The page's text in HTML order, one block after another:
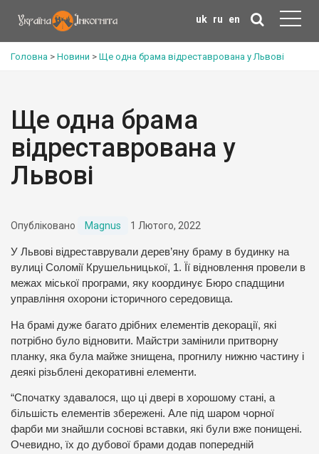
uk ru en
Головна > Новини > Ще одна брама відреставрована у Львові
Ще одна брама
відреставрована у
Львові
Опубліковано Magnus 1 Лютого, 2022
У Львові відреставрували дерев’яну браму в будинку на
вулиці Соломії Крушельницької, 1. Її відновлення провели в
межах міської програми, яку координує Бюро спадщини
управління охорони історичного середовища.
На брамі дуже багато дрібних елементів декорації, які
потрібно було відновити. Майстри замінили притворну
планку, яка була майже знищена, прогнилу нижню частину і
деякі різьблені декоративні елементи.
“Спочатку здавалося, що ці двері в хорошому стані, а
більшість елементів збережені. Але під шаром чорної
фарби ми знайшли соснові вставки, які були вже понищені.
Очевидно, їх до дубової брами додав попередній